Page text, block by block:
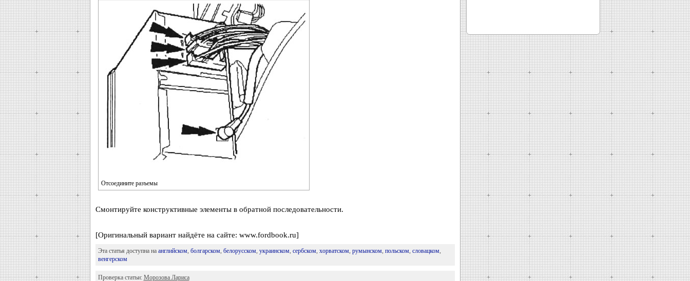
Отсоедините разъемы
Смонтируйте конструктивные элементы в обратной последовательности.
[Оригинальный вариант найдёте на сайте: www.fordbook.ru]
Эта статья доступна на английском, болгарском, белорусском, украинском, сербском, хорватском, румынском, польском, словацком,
венгерском
Проверка статьи: Морозова Лариса